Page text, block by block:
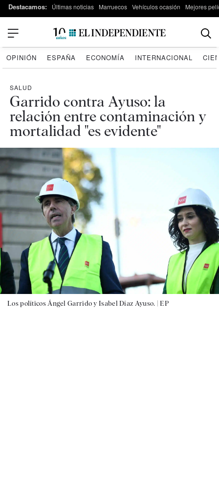
Destacamos: Últimas noticias Marruecos Vehículos ocasión Mejores
OPINIÓN ESPAÑA ECONOMÍA INTERNACIONAL
SALUD
Garrido contra Ayuso: la
relación entre contaminación y
mortalidad "es evidente"
Los políticos Ángel Garrido y Isabel Díaz Ayuso. |EP